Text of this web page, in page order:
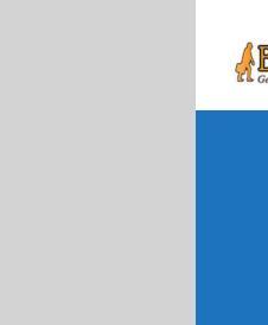
content